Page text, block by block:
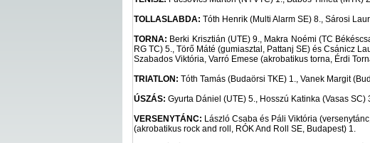
TOLLASLABDA: Tóth Henrik (Multi Alarm SE) 8., Sárosi
TORNA: Berki Krisztián (UTE) 9., Makra Noémi (TC
RG TC) 5., Törő Máté (gumiasztal, Pattanj SE) és Csánicz
Szabados Viktória, Varró Emese (akrobatikus torna, Érdi
TRIATLON: Tóth Tamás (Budaörsi TKE) 1., Vanek Margit
ÚSZÁS: Gyurta Dániel (UTE) 5., Hosszú Katinka (Vasas SC)
VERSENYTÁNC: László Csaba és Páli Viktória
(akrobatikus rock and roll, RÓK And Roll SE, Budapest) 1.